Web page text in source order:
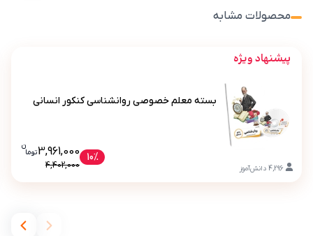
محصولات مشابه
پیشنهاد ویژه
4,296 دانش‌آموز
بسته معلم خصوصی روانشناسی کنکور انسانی
بسته معلم خصوصی روانشناسی کنکور انسانی
10%
3,961,000توما
ن
قیمت فعلی بسته معلم خصوصی
4,402,000